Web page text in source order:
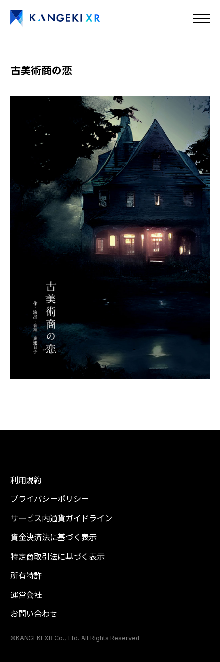
お知らせ
配信作品
楽しみ方
ポイント購入
利用ガイド
運営会社
古美術商の恋
利用規約
プライバシーポリシー
サービス内通貨ガイドライン
資金決済法に基づく表示
特定商取引法に基づく表示
所有特許
運営会社
お問い合わせ
©KANGEKI XR Co., Ltd. All Rights Reserved